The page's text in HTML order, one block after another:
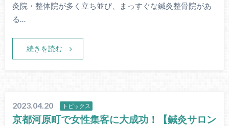
灸院・整体院が多く立ち並び、まっすぐな鍼灸整骨院があ
る…
続きを読む
2023.04.20 トピックス
京都河原町で女性集客に大成功！【鍼灸サロン